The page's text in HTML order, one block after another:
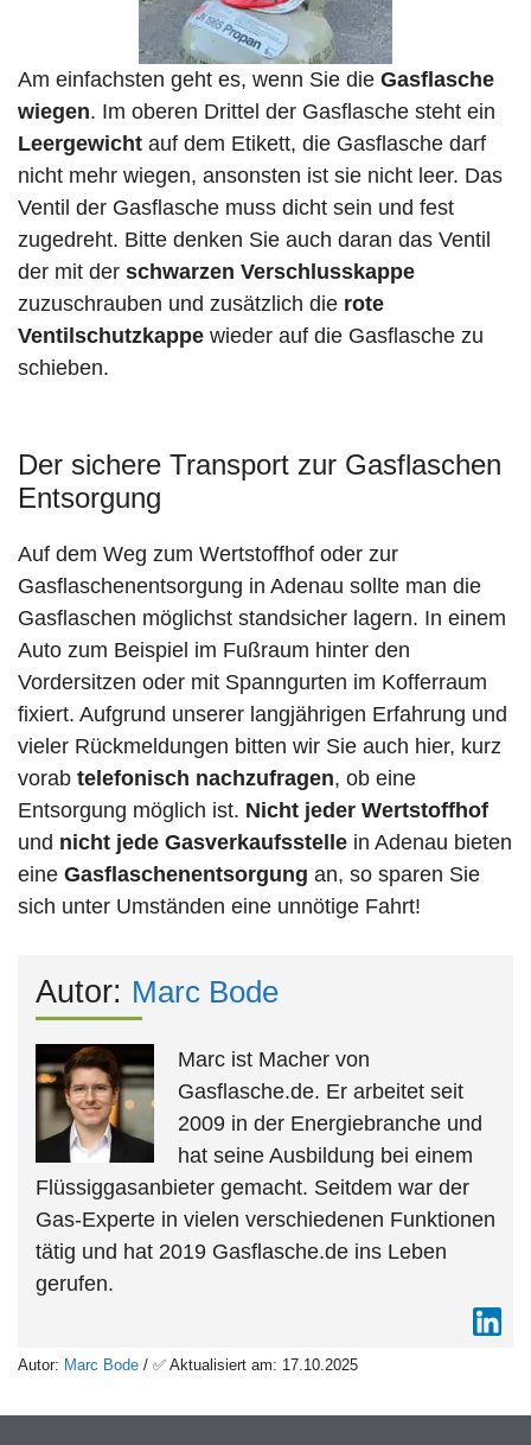
Am einfachsten geht es, wenn Sie die Gasflasche
wiegen. Im oberen Drittel der Gasflasche steht ein
Leergewicht auf dem Etikett, die Gasflasche darf
nicht mehr wiegen, ansonsten ist sie nicht leer. Das
Ventil der Gasflasche muss dicht sein und fest
zugedreht. Bitte denken Sie auch daran das Ventil
der mit der schwarzen Verschlusskappe
zuzuschrauben und zusätzlich die rote
Ventilschutzkappe wieder auf die Gasflasche zu
schieben.
Der sichere Transport zur Gasflaschen
Entsorgung
Auf dem Weg zum Wertstoffhof oder zur
Gasflaschenentsorgung in Adenau sollte man die
Gasflaschen möglichst standsicher lagern. In einem
Auto zum Beispiel im Fußraum hinter den
Vordersitzen oder mit Spanngurten im Kofferraum
fixiert. Aufgrund unserer langjährigen Erfahrung und
vieler Rückmeldungen bitten wir Sie auch hier, kurz
vorab telefonisch nachzufragen, ob eine
Entsorgung möglich ist. Nicht jeder Wertstoffhof
und nicht jede Gasverkaufsstelle in Adenau bieten
eine Gasflaschenentsorgung an, so sparen Sie
sich unter Umständen eine unnötige Fahrt!
Autor: Marc Bode
Marc ist Macher von
Gasflasche.de. Er arbeitet seit
2009 in der Energiebranche und
hat seine Ausbildung bei einem
Flüssiggasanbieter gemacht. Seitdem war der
Gas-Experte in vielen verschiedenen Funktionen
tätig und hat 2019 Gasflasche.de ins Leben
gerufen.
Autor: Marc Bode / ✅ Aktualisiert am: 17.10.2025